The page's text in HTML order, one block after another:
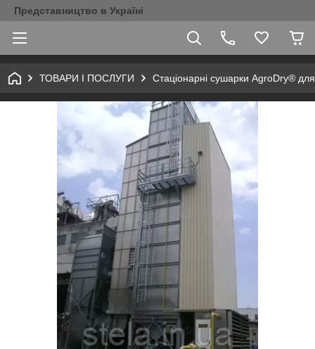
Представництво в Україні
ТОВАРИ І ПОСЛУГИ Стаціонарні сушарки AgroDry®